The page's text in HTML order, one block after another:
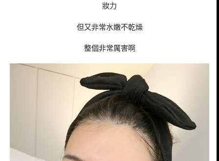
但又非常水嫩不乾燥
整個非常厲害啊